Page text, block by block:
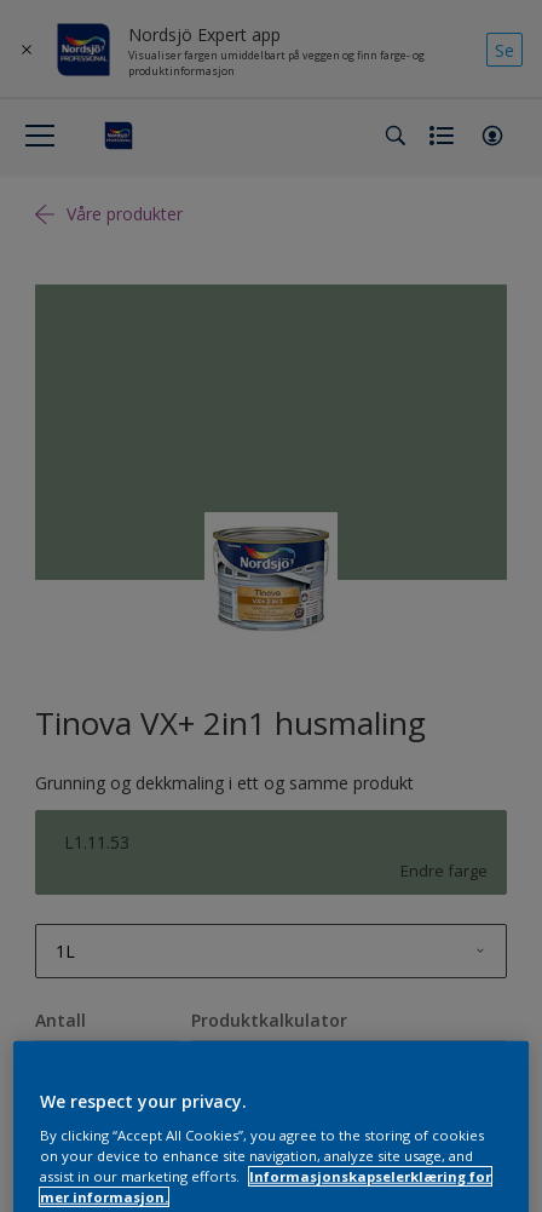
Nordsjö Expert app
Visualiser fargen umiddelbart på veggen og finn farge- og
produktinformasjon
Se
Våre produkter
Tinova VX+ 2in1 husmaling
Grunning og dekkmaling i ett og samme produkt
L1.11.53
Endre farge
1L
2,5L
10L
Antall Produktkalkulator
We respect your privacy.
By clicking “Accept All Cookies”, you agree to the storing of cookies
on your device to enhance site navigation, analyze site usage, and
assist in our marketing efforts.
Informasjonskapselerklæring for
mer informasjon.